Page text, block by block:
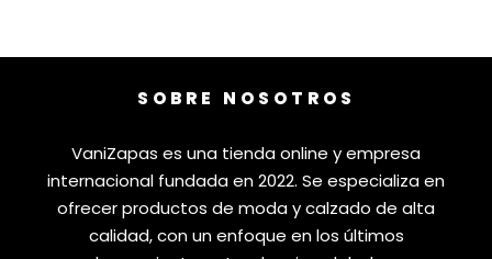
SOBRE NOSOTROS
VaniZapas es una tienda online y empresa
internacional fundada en 2022. Se especializa en
ofrecer productos de moda y calzado de alta
calidad, con un enfoque en los últimos